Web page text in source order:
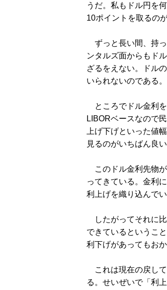
うだ。私もドル円を
10ポイントを取るの
ずっと長い間、持っ
ンタルズ面からもド
ざるをえない。ドル
いられないのである。
ところでドル金利
LIBORベースなので
上げ下げといった値
見るのがいちばん良
このドル金利先物
ってきている。金利
利上げを織り込んでい
したがってそれに
できているというこ
利下げがあってもお
これは現在の戻し
る。せいぜいで「利